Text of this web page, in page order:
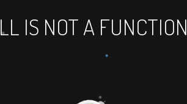
IS NOT A FUNCTION